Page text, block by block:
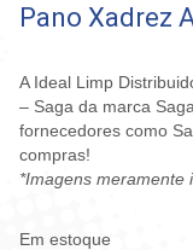
Pano Xadrez
A Ideal Limp
– Saga da marca
fornecedores como
compras!
*Imagens meramente
Em estoque